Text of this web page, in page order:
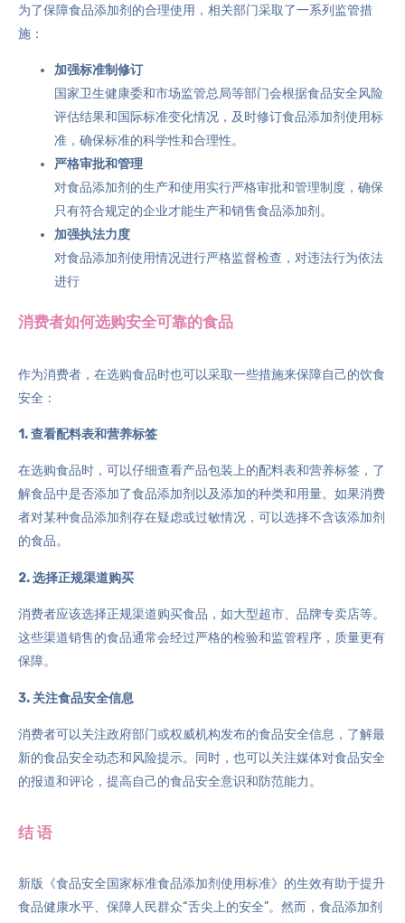
为了保障食品添加剂的合理使用，相关部门采取了一系列监管措
施：
加强标准制修订
国家卫生健康委和市场监管总局等部门会根据食品安全风险
评估结果和国际标准变化情况，及时修订食品添加剂使用标
准，确保标准的科学性和合理性。
严格审批和管理
对食品添加剂的生产和使用实行严格审批和管理制度，确保
只有符合规定的企业才能生产和销售食品添加剂。
加强执法力度
对食品添加剂使用情况进行严格监督检查，对违法行为依法
进行
消费者如何选购安全可靠的食品
作为消费者，在选购食品时也可以采取一些措施来保障自己的饮食
安全：
1. 查看配料表和营养标签
在选购食品时，可以仔细查看产品包装上的配料表和营养标签，了
解食品中是否添加了食品添加剂以及添加的种类和用量。如果消费
者对某种食品添加剂存在疑虑或过敏情况，可以选择不含该添加剂
的食品。
2. 选择正规渠道购买
消费者应该选择正规渠道购买食品，如大型超市、品牌专卖店等。
这些渠道销售的食品通常会经过严格的检验和监管程序，质量更有
保障。
3. 关注食品安全信息
消费者可以关注政府部门或权威机构发布的食品安全信息，了解最
新的食品安全动态和风险提示。同时，也可以关注媒体对食品安全
的报道和评论，提高自己的食品安全意识和防范能力。
结 语
新版《食品安全国家标准食品添加剂使用标准》的生效有助于提升
食品健康水平、保障人民群众“舌尖上的安全”。然而，食品添加剂